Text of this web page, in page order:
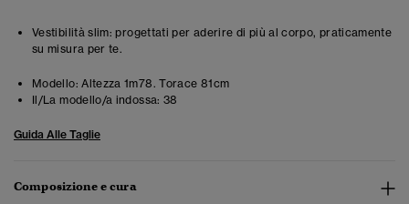
Vestibilità slim: progettati per aderire di più al corpo, praticamente
su misura per te.
Modello: Altezza 1m78. Torace 81cm
Il/La modello/a indossa: 38
Guida Alle Taglie
Composizione e cura